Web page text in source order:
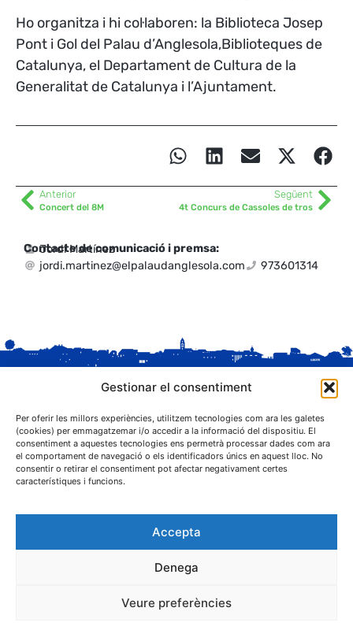
Gestionar el consentiment
Per oferir les millors experiències, utilitzem tecnologies com ara les galetes
(cookies) per emmagatzemar i/o accedir a la informació del dispositiu. El
consentiment a aquestes tecnologies ens permetrà processar dades com ara
el comportament de navegació o els identificadors únics en aquest lloc. No
consentir o retirar el consentiment pot afectar negativament certes
característiques i funcions.
Accepta
Denega
Veure preferències
Ho organitza i hi col·laboren: la Biblioteca Josep
Pont i Gol del Palau d’Anglesola,Biblioteques de
Catalunya, el Departament de Cultura de la
Generalitat de Catalunya i l’Ajuntament.
Anterior
Concert del 8M
Següent
4t Concurs de Cassoles de tros
Contacte de comunicació i premsa:
Jordi Martínez
jordi.martinez@elpalaudanglesola.com
973601314
C. Sant Josep, 1
25243 El Palau d'Anglesola (Pla d'Urgell)
Privacitat Cookies
Protecció de dades